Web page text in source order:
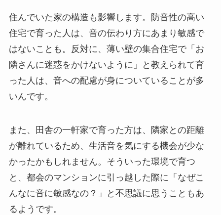
住んでいた家の構造も影響します。防音性の高い
住宅で育った人は、音の伝わり方にあまり敏感で
はないことも。反対に、薄い壁の集合住宅で「お
隣さんに迷惑をかけないように」と教えられて育
った人は、音への配慮が身についていることが多
いんです。
また、田舎の一軒家で育った方は、隣家との距離
が離れているため、生活音を気にする機会が少な
かったかもしれません。そういった環境で育つ
と、都会のマンションに引っ越した際に「なぜこ
んなに音に敏感なの？」と不思議に思うこともあ
るようです。